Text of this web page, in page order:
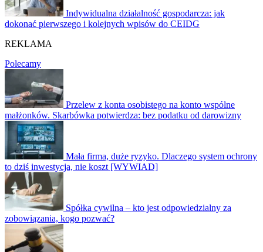
Indywidualna działalność gospodarcza: jak
dokonać pierwszego i kolejnych wpisów do CEIDG
REKLAMA
Polecamy
Przelew z konta osobistego na konto wspólne
małżonków. Skarbówka potwierdza: bez podatku od darowizny
Mała firma, duże ryzyko. Dlaczego system ochrony
to dziś inwestycja, nie koszt [WYWIAD]
Spółka cywilna – kto jest odpowiedzialny za
zobowiązania, kogo pozwać?